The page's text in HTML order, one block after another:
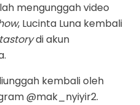
mengunggah video
, Lucinta Luna kembali
di akun
kembali oleh
@mak_nyiyir2.